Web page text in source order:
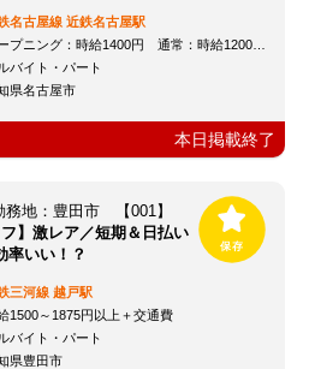
名古屋線 近鉄名古屋駅
プニング：時給1400円 通常：時給1200円～＋交通費全額支給
バイト・パート
県名古屋市
本日掲載終了
地：豊田市 【001】
】激レア／短期＆日払い
いい！？
三河線 越戸駅
1500～1875円以上＋交通費
バイト・パート
県豊田市